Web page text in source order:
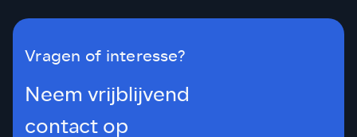
Vragen of interesse?
Neem vrijblijvend
contact op